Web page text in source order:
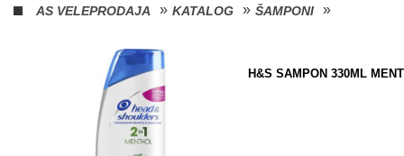
AS VELEPRODAJA KATALOG ŠAMPONI
H&S SAMPON 330ML